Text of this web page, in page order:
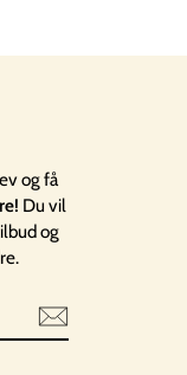
og få
Du vil
og